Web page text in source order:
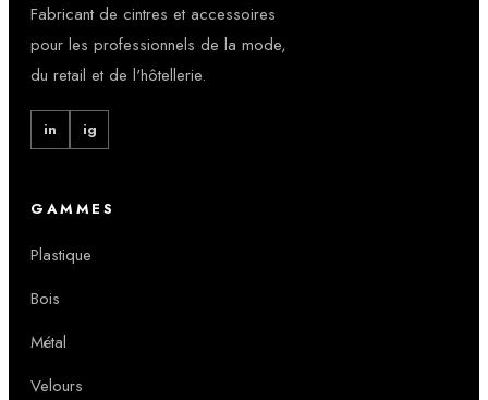
Fabricant de cintres et accessoires
pour les professionnels de la mode,
du retail et de l'hôtellerie.
in ig
GAMMES
Plastique
Bois
Métal
Velours